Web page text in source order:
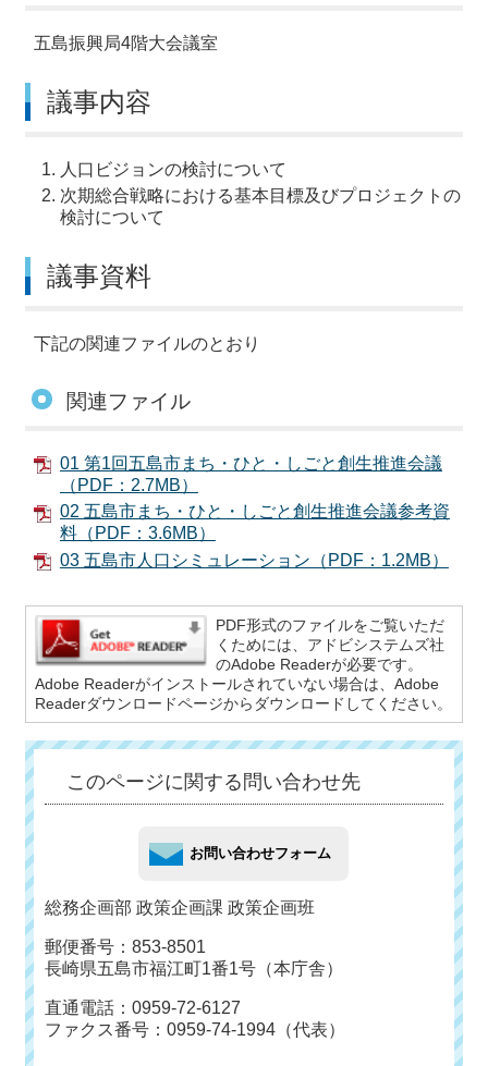
五島振興局4階大会議室
議事内容
人口ビジョンの検討について
次期総合戦略における基本目標及びプロジェクトの
検討について
議事資料
下記の関連ファイルのとおり
関連ファイル
01 第1回五島市まち・ひと・しごと創生推進会議
（PDF：2.7MB）
02 五島市まち・ひと・しごと創生推進会議参考資
料（PDF：3.6MB）
03 五島市人口シミュレーション（PDF：1.2MB）
PDF形式のファイルをご覧いただ
くためには、アドビシステムズ社
のAdobe Readerが必要です。
Adobe Readerがインストールされていない場合は、Adobe
Readerダウンロードページからダウンロードしてください。
このページに関する問い合わせ先
総務企画部 政策企画課 政策企画班
郵便番号：853-8501
長崎県五島市福江町1番1号（本庁舎）
直通電話：0959-72-6127
ファクス番号：0959-74-1994（代表）